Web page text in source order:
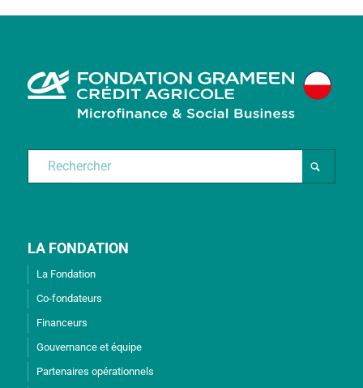
LA FONDATION
La Fondation
Co-fondateurs
Financeurs
Gouvernance et équipe
Partenaires opérationnels